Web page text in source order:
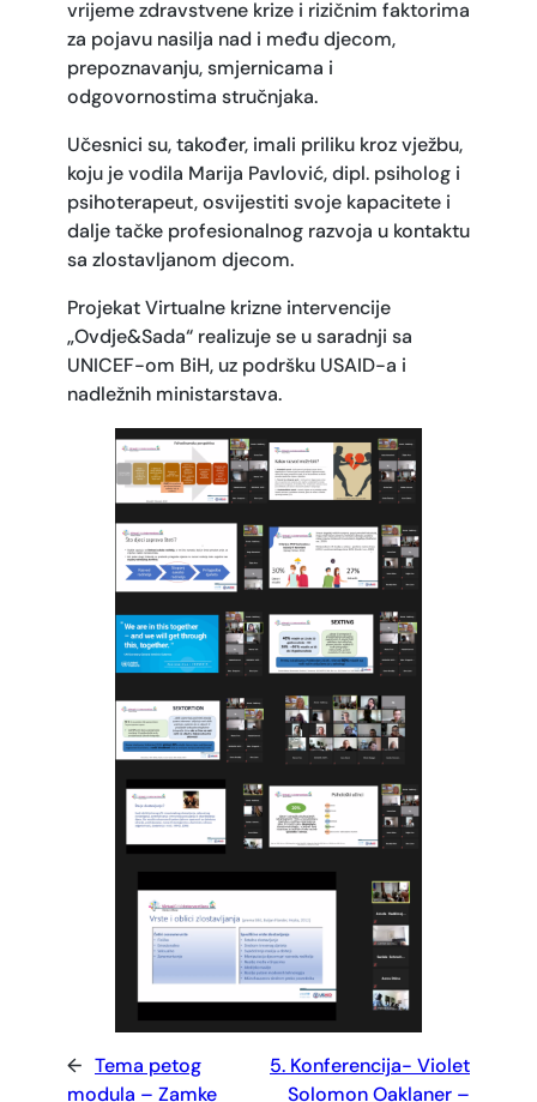
vrijeme zdravstvene krize i rizičnim faktorima
za pojavu nasilja nad i među djecom,
prepoznavanju, smjernicama i
odgovornostima stručnjaka.
Učesnici su, također, imali priliku kroz vježbu,
koju je vodila Marija Pavlović, dipl. psiholog i
psihoterapeut, osvijestiti svoje kapacitete i
dalje tačke profesionalnog razvoja u kontaktu
sa zlostavljanom djecom.
Projekat Virtualne krizne intervencije
„Ovdje&Sada“ realizuje se u saradnji sa
UNICEF-om BiH, uz podršku USAID-a i
nadležnih ministarstava.
← Tema petog
modula – Zamke
5. Konferencija- Violet
Solomon Oaklaner –